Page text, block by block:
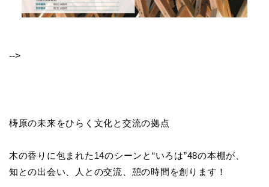
-->
梼原の未来をひらく文化と交流の拠点
木の香りに包まれた14のシーンと“いろは”48の本棚が、
知との出会い、人との交流、憩の時間を創ります！